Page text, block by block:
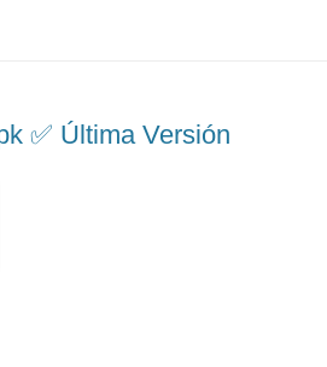
✅️ Última Versión